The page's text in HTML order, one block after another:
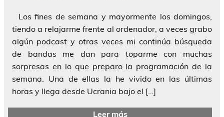
Los fines de semana y mayormente los domingos,
tiendo a relajarme frente al ordenador, a veces grabo
algún podcast y otras veces mi continúa búsqueda
de bandas me dan para toparme con muchas
sorpresas en lo que preparo la programación de la
semana. Una de ellas la he vivido en las últimas
horas y llega desde Ucrania bajo el […]
Leer más